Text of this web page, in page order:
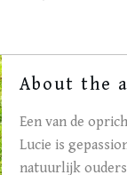
About the
Een van de
Lucie is
natuurlijk